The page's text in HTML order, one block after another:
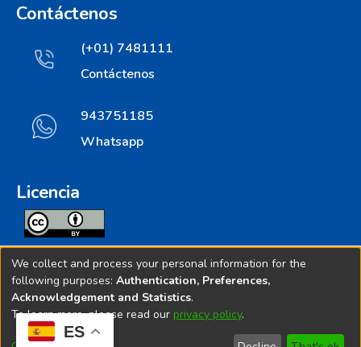
ES
Contáctenos
(+01) 7481111
Contáctenos
943751185
Whatsapp
Licencia
Todos los contenidos de repositorio.ins.gob.pe estan
licenciados bajo
Creative Commoms License
© 2025. Instituto Nacional de Salud - Implementado por
We collect and process your personal information for the
following purposes: Authentication, Preferences,
Acknowledgement and Statistics.
To learn more, please read our privacy policy.